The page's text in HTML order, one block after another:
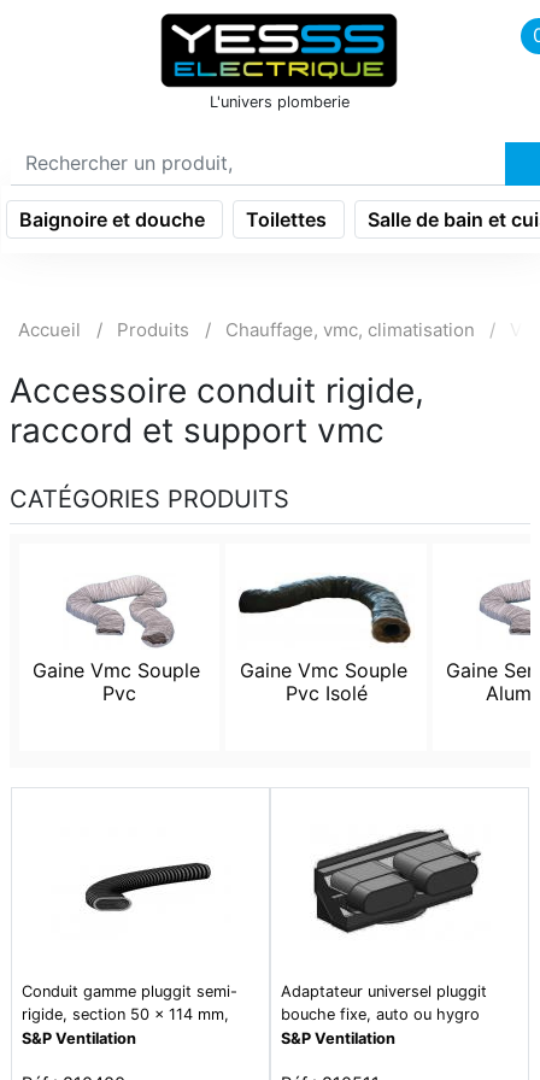
icon menu burger
L'univers plomberie
Baignoire et douche Toilettes Salle de bain et
Accueil Produits Chauffage, vmc, climatisation
Accessoire conduit rigide,
raccord et support vmc
CATÉGORIES PRODUITS
Gaine Vmc Souple
Pvc
Gaine Vmc Souple
Pvc Isolé
Gaine
Conduit gamme pluggit semi-
rigide, section 50 x 114 mm,
bobine de 25 m - co50/25
S&P Ventilation
Adaptateur universel pluggit
bouche fixe, auto ou hygro
diam. 80, 100 et 125 mm. - abm
S&P Ventilation